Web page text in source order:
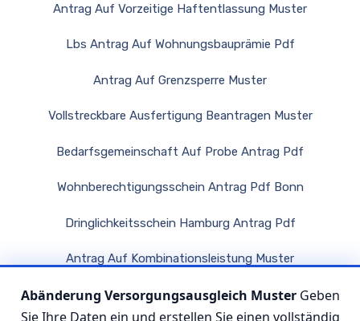
Antrag Auf Vorzeitige Haftentlassung Muster
Lbs Antrag Auf Wohnungsbauprämie Pdf
Antrag Auf Grenzsperre Muster
Vollstreckbare Ausfertigung Beantragen Muster
Bedarfsgemeinschaft Auf Probe Antrag Pdf
Wohnberechtigungsschein Antrag Pdf Bonn
Dringlichkeitsschein Hamburg Antrag Pdf
Antrag Auf Kombinationsleistung Muster
Steuerklasse Ändern Niedersachsen
Abänderung Versorgungsausgleich MusterGeben
Sie Ihre Daten ein und erstellen Sie einen vollständig